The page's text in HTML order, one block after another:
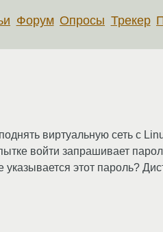
Форум Опросы Трекер
виртуальную сеть с
войти запрашивает
этот пароль?